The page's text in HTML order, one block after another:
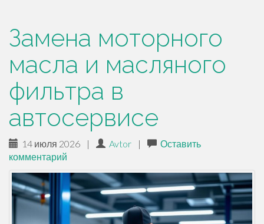
Замена моторного
масла и масляного
фильтра в
автосервисе
14 июля 2026 | Avtor |
Оставить
комментарий